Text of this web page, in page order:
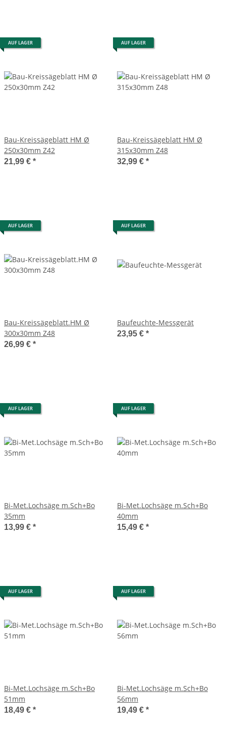
AUF LAGER
Bau-Kreissägeblatt HM Ø
250x30mm Z42
21,99 € *
AUF LAGER
Bau-Kreissägeblatt HM Ø
315x30mm Z48
32,99 € *
AUF LAGER
Bau-Kreissägeblatt.HM Ø
300x30mm Z48
26,99 € *
AUF LAGER
Baufeuchte-Messgerät
23,95 € *
AUF LAGER
Bi-Met.Lochsäge m.Sch+Bo
35mm
13,99 € *
AUF LAGER
Bi-Met.Lochsäge m.Sch+Bo
40mm
15,49 € *
AUF LAGER
Bi-Met.Lochsäge m.Sch+Bo
51mm
18,49 € *
AUF LAGER
Bi-Met.Lochsäge m.Sch+Bo
56mm
19,49 € *